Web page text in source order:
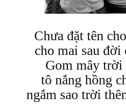
Chưa đặt tên
cho mai sau
Gom mây
tô nắng hồng
ngắm sao trời